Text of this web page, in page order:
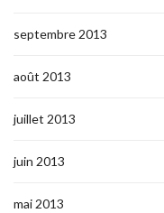
septembre 2013
août 2013
juillet 2013
juin 2013
mai 2013